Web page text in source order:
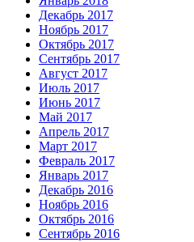
Декабрь 2017
Ноябрь 2017
Октябрь 2017
Сентябрь 2017
Август 2017
Июль 2017
Июнь 2017
Май 2017
Апрель 2017
Март 2017
Февраль 2017
Январь 2017
Декабрь 2016
Ноябрь 2016
Октябрь 2016
Сентябрь 2016